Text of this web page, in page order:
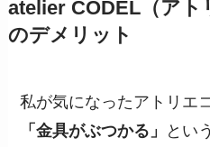
atelier CODEL（アト
のデメリット
私が気になったアトリエ
「金具がぶつかる」
とい